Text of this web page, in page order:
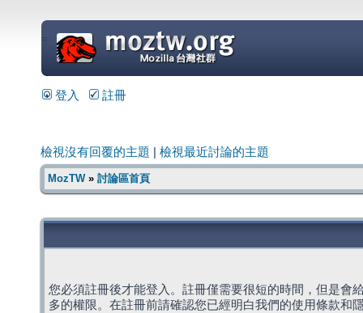
=
登入 註冊
檢視沒有回覆的主題 檢視最近討論的主題
MozTW» 討論區首頁
您必須註冊後才能登入。註冊僅需要很短的時間，但是會
多的權限。在註冊前請確認您已經明白我們的使用條款和